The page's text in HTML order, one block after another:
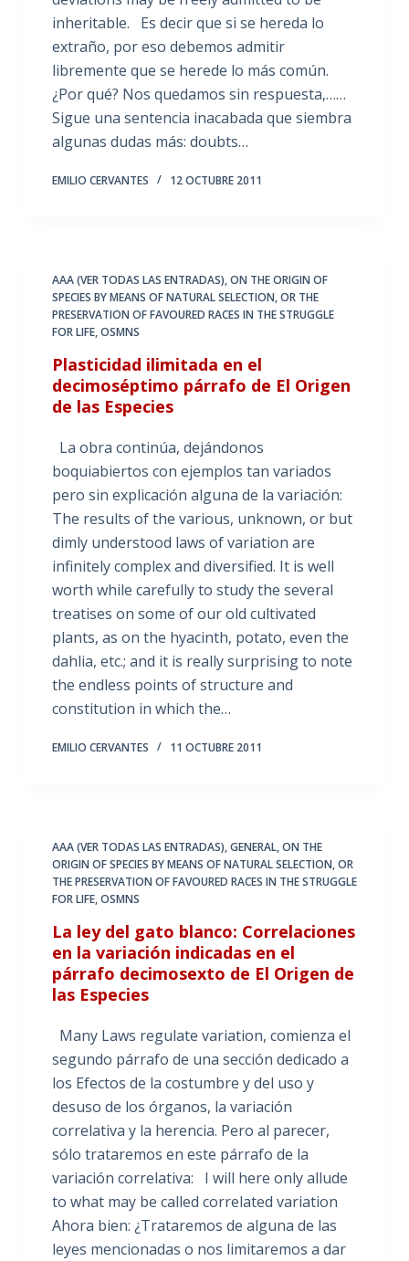
inheritable. Es decir que si se hereda lo
extraño, por eso debemos admitir
libremente que se herede lo más común.
¿Por qué? Nos quedamos sin respuesta,……
Sigue una sentencia inacabada que siembra
algunas dudas más: doubts…
EMILIO CERVANTES 12 OCTUBRE 2011
AAA (VER TODAS LAS ENTRADAS),ON THE ORIGIN OF
SPECIES BY MEANS OF NATURAL SELECTION,OR THE
PRESERVATION OF FAVOURED RACES IN THE STRUGGLE
FOR LIFE,OSMNS
Plasticidad ilimitada en el
decimoséptimo párrafo de El Origen
de las Especies
La obra continúa, dejándonos
boquiabiertos con ejemplos tan variados
pero sin explicación alguna de la variación:
The results of the various, unknown, or but
dimly understood laws of variation are
infinitely complex and diversified. It is well
worth while carefully to study the several
treatises on some of our old cultivated
plants, as on the hyacinth, potato, even the
dahlia, etc.; and it is really surprising to note
the endless points of structure and
constitution in which the…
EMILIO CERVANTES 11 OCTUBRE 2011
AAA (VER TODAS LAS ENTRADAS),GENERAL,ON THE
ORIGIN OF SPECIES BY MEANS OF NATURAL SELECTION,OR
THE PRESERVATION OF FAVOURED RACES IN THE STRUGGLE
FOR LIFE,OSMNS
La ley del gato blanco: Correlaciones
en la variación indicadas en el
párrafo decimosexto de El Origen de
las Especies
Many Laws regulate variation, comienza el
segundo párrafo de una sección dedicado a
los Efectos de la costumbre y del uso y
desuso de los órganos, la variación
correlativa y la herencia. Pero al parecer,
sólo trataremos en este párrafo de la
variación correlativa: I will here only allude
to what may be called correlated variation
Ahora bien: ¿Trataremos de alguna de las
leyes mencionadas o nos limitaremos a dar